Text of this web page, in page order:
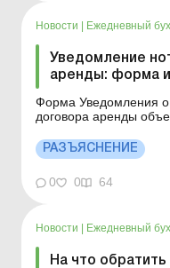
не является с...
Новости | Ежедневный
Уведомление
аренды: форма
Форма Уведомления о
договора аренды
контролирующие
налогоплательщиков
заверения таких
консалтингу и
РАЗЪЯСНЕНИЕ
0 0 64
Новости | Ежедневный
На что